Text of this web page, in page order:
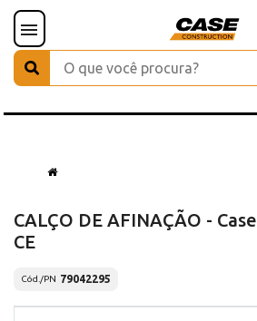
CALÇO DE AFINAÇÃO - Case
CE
Cód./PN 79042295